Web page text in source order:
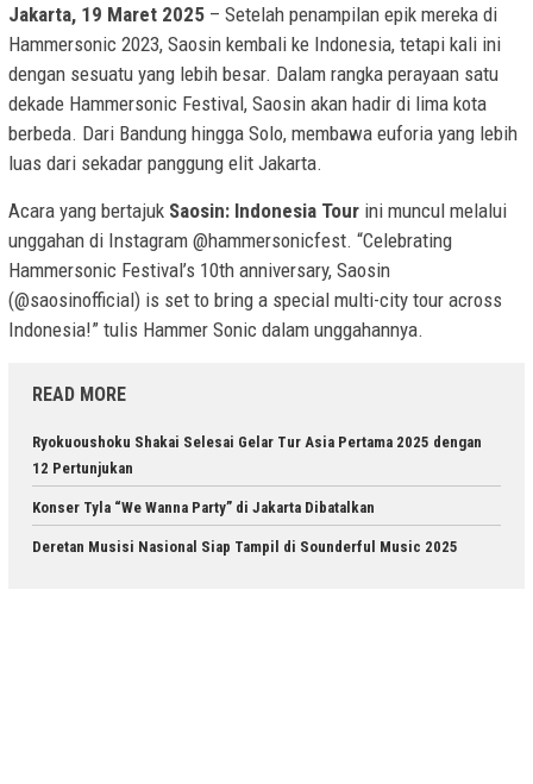
Jakarta, 19 Maret 2025 – Setelah penampilan epik mereka di
Hammersonic 2023, Saosin kembali ke Indonesia, tetapi kali ini
dengan sesuatu yang lebih besar. Dalam rangka perayaan satu
dekade Hammersonic Festival, Saosin akan hadir di lima kota
berbeda. Dari Bandung hingga Solo, membawa euforia yang lebih
luas dari sekadar panggung elit Jakarta.
Acara yang bertajuk Saosin: Indonesia Tour ini muncul melalui
unggahan di Instagram @hammersonicfest. “Celebrating
Hammersonic Festival’s 10th anniversary, Saosin
(@saosinofficial) is set to bring a special multi-city tour across
Indonesia!” tulis Hammer Sonic dalam unggahannya.
READ MORE
Ryokuoushoku Shakai Selesai Gelar Tur Asia Pertama 2025 dengan
12 Pertunjukan
Konser Tyla “We Wanna Party” di Jakarta Dibatalkan
Deretan Musisi Nasional Siap Tampil di Sounderful Music 2025